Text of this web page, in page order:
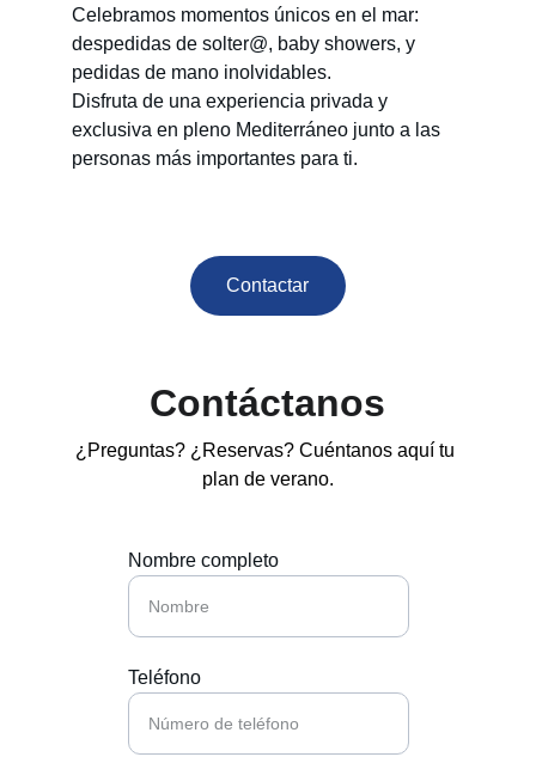
Celebramos momentos únicos en el mar:
despedidas de solter@, baby showers, y
pedidas de mano inolvidables.
Disfruta de una experiencia privada y
exclusiva en pleno Mediterráneo junto a las
personas más importantes para ti.
Contactar
Contáctanos
Nombre completo
Teléfono
¿Preguntas? ¿Reservas? Cuéntanos aquí tu
plan de verano.